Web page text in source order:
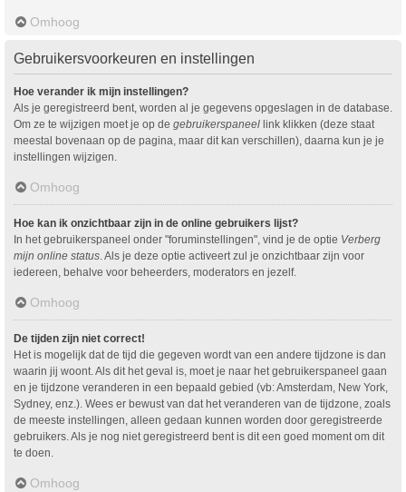
Omhoog
Gebruikersvoorkeuren en instellingen
Hoe verander ik mijn instellingen?
Als je geregistreerd bent, worden al je gegevens opgeslagen in de database.
Om ze te wijzigen moet je op de gebruikerspaneel link klikken (deze staat
meestal bovenaan op de pagina, maar dit kan verschillen), daarna kun je je
instellingen wijzigen.
Omhoog
Hoe kan ik onzichtbaar zijn in de online gebruikers lijst?
In het gebruikerspaneel onder "foruminstellingen", vind je de optie Verberg
mijn online status. Als je deze optie activeert zul je onzichtbaar zijn voor
iedereen, behalve voor beheerders, moderators en jezelf.
Omhoog
De tijden zijn niet correct!
Het is mogelijk dat de tijd die gegeven wordt van een andere tijdzone is dan
waarin jij woont. Als dit het geval is, moet je naar het gebruikerspaneel gaan
en je tijdzone veranderen in een bepaald gebied (vb: Amsterdam, New York,
Sydney, enz.). Wees er bewust van dat het veranderen van de tijdzone, zoals
de meeste instellingen, alleen gedaan kunnen worden door geregistreerde
gebruikers. Als je nog niet geregistreerd bent is dit een goed moment om dit
te doen.
Omhoog